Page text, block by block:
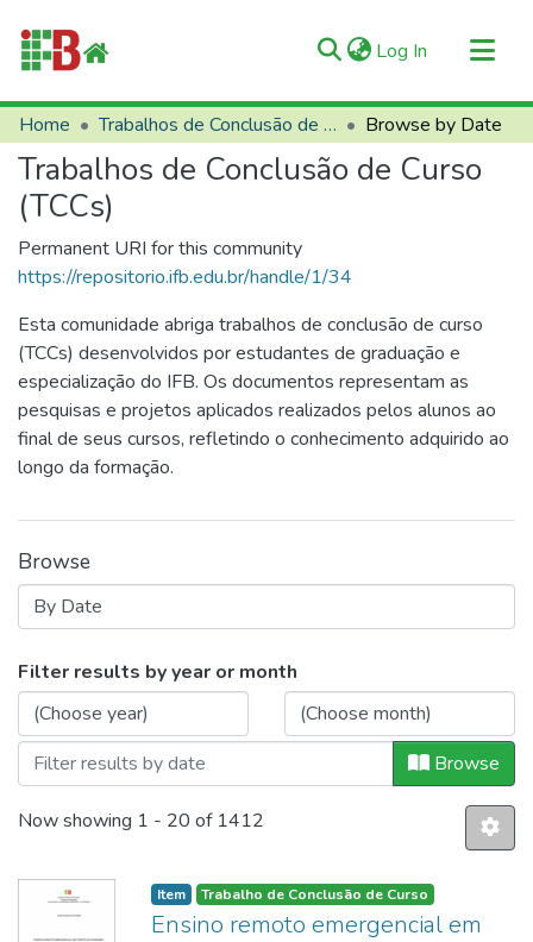
Log In (current)
Communities & Collections
All of RIIFB
Manuals and Terms
Help
Home Trabalhos de Conclusão de Curso (TCCs) Browse by Date
Trabalhos de Conclusão de Curso
(TCCs)
Permanent URI for this community
https://repositorio.ifb.edu.br/handle/1/34
Esta comunidade abriga trabalhos de conclusão de curso
(TCCs) desenvolvidos por estudantes de graduação e
especialização do IFB. Os documentos representam as
pesquisas e projetos aplicados realizados pelos alunos ao
final de seus cursos, refletindo o conhecimento adquirido ao
longo da formação.
Browse
Browsing Trabalhos de Conclusão
Filter results by year or month
Browse
Now showing 1 - 20 of 1412
Item Trabalho de Conclusão de Curso
Ensino remoto emergencial em